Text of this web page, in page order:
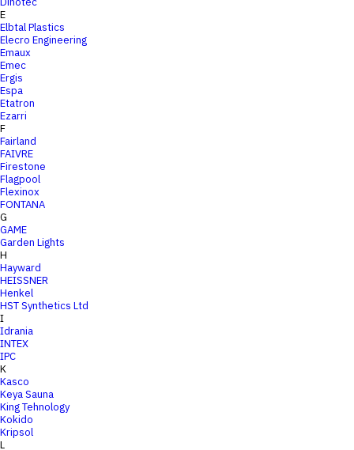
E
Elbtal Plastics
Elecro Engineering
Emaux
Emec
Ergis
Espa
Etatron
Ezarri
F
Fairland
FAIVRE
Firestone
Flagpool
Flexinox
FONTANA
G
GAME
Garden Lights
H
Hayward
HEISSNER
Henkel
HST Synthetics Ltd
I
Idrania
INTEX
IPC
K
Kasco
Keya Sauna
King Tehnology
Kokido
Kripsol
L